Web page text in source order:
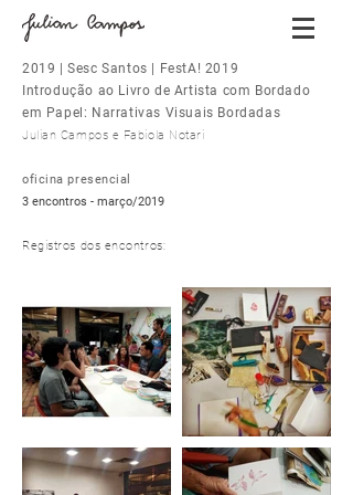
2019 | Sesc Santos | FestA! 2019
Introdução ao Livro de Artista com Bordado
em Papel: Narrativas Visuais Bordadas
Julian Campos e Fabiola Notari
oficina presencial
3 encontros - março/2019
Registros dos encontros: